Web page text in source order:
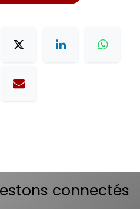
connectés